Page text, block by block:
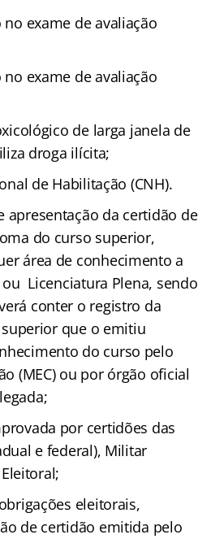
exame de avaliação
exame de avaliação
de larga janela de
droga ilícita;
de Habilitação (CNH).
apresentação da certidão de
do curso superior,
área de conhecimento a
Licenciatura Plena, sendo
conter o registro da
que o emitiu
do curso pelo
(MEC) ou por órgão oficial
por certidões das
e federal), Militar
eleitorais,
de certidão emitida pelo